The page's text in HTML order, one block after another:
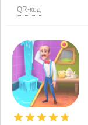
QR-код